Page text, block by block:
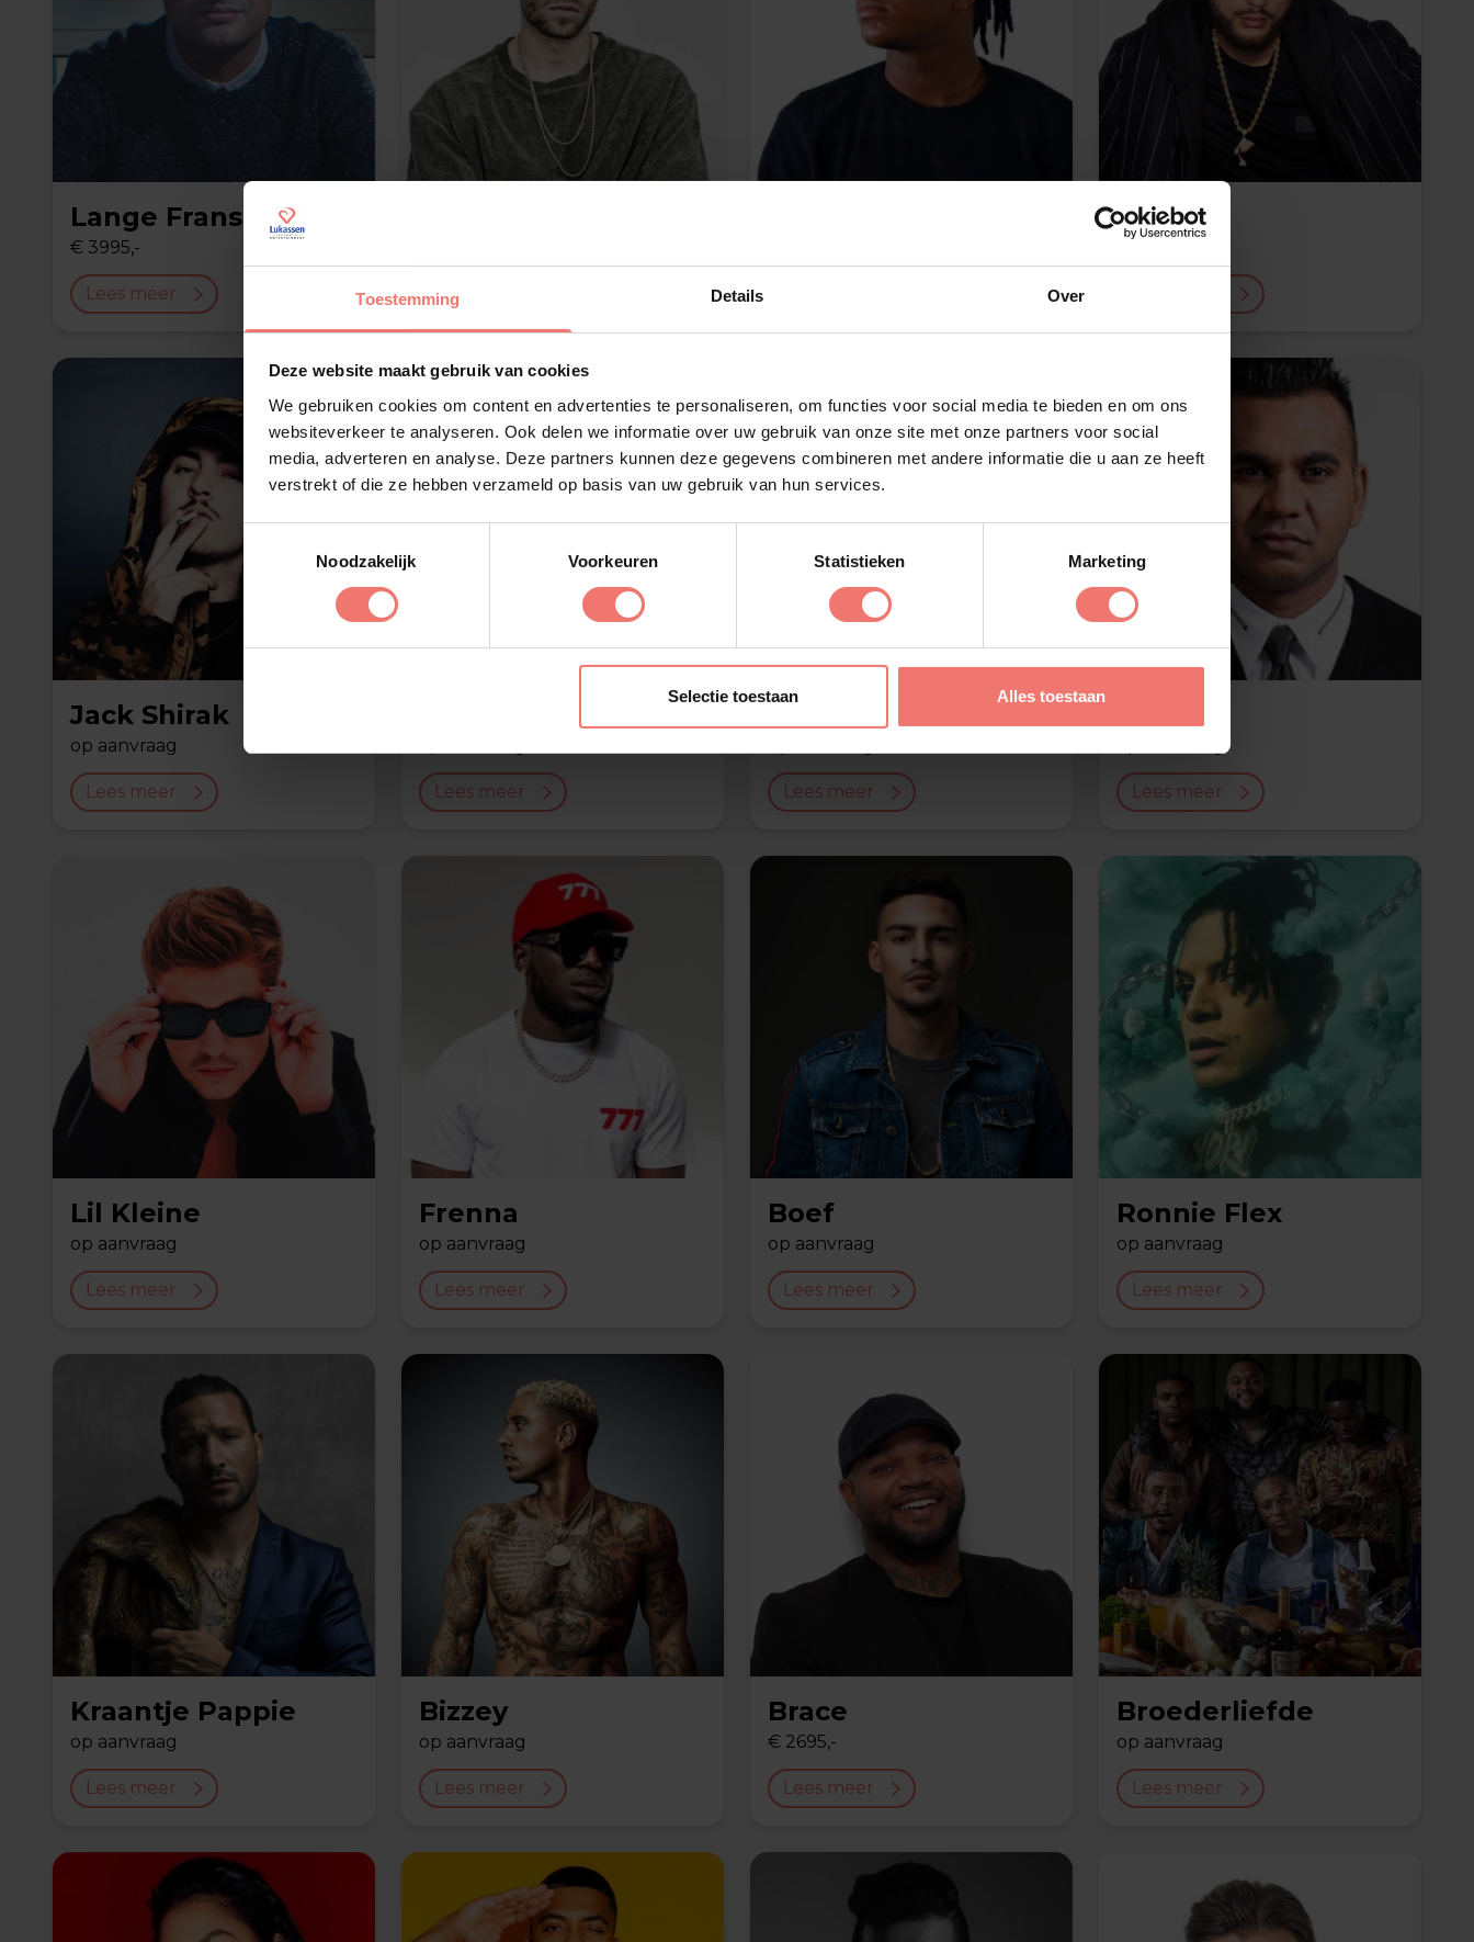
Toestemming Details Over
Deze website maakt gebruik van cookies
We gebruiken cookies om content en advertenties te personaliseren, om functies voor social media te bieden en om ons
websiteverkeer te analyseren. Ook delen we informatie over uw gebruik van onze site met onze partners voor social
media, adverteren en analyse. Deze partners kunnen deze gegevens combineren met andere informatie die u aan ze heeft
verstrekt of die ze hebben verzameld op basis van uw gebruik van hun services.
Noodzakelijk
Voorkeuren Statistieken Marketing
Selectie toestaan Alles toestaan
Lange Frans
€ 3995,-
Lees meer Lees meer
Josylvio
Jack Shirak
op aanvraag
Lees meer Lees meer Lees meer Lees meer
Lil Kleine
op aanvraag
Lees meer
Frenna
op aanvraag
Lees meer
Boef
op aanvraag
Lees meer
Ronnie Flex
op aanvraag
Lees meer
Kraantje Pappie
op aanvraag
Lees meer
Bizzey
op aanvraag
Lees meer
Brace
€ 2695,-
Lees meer
Broederliefde
op aanvraag
Lees meer